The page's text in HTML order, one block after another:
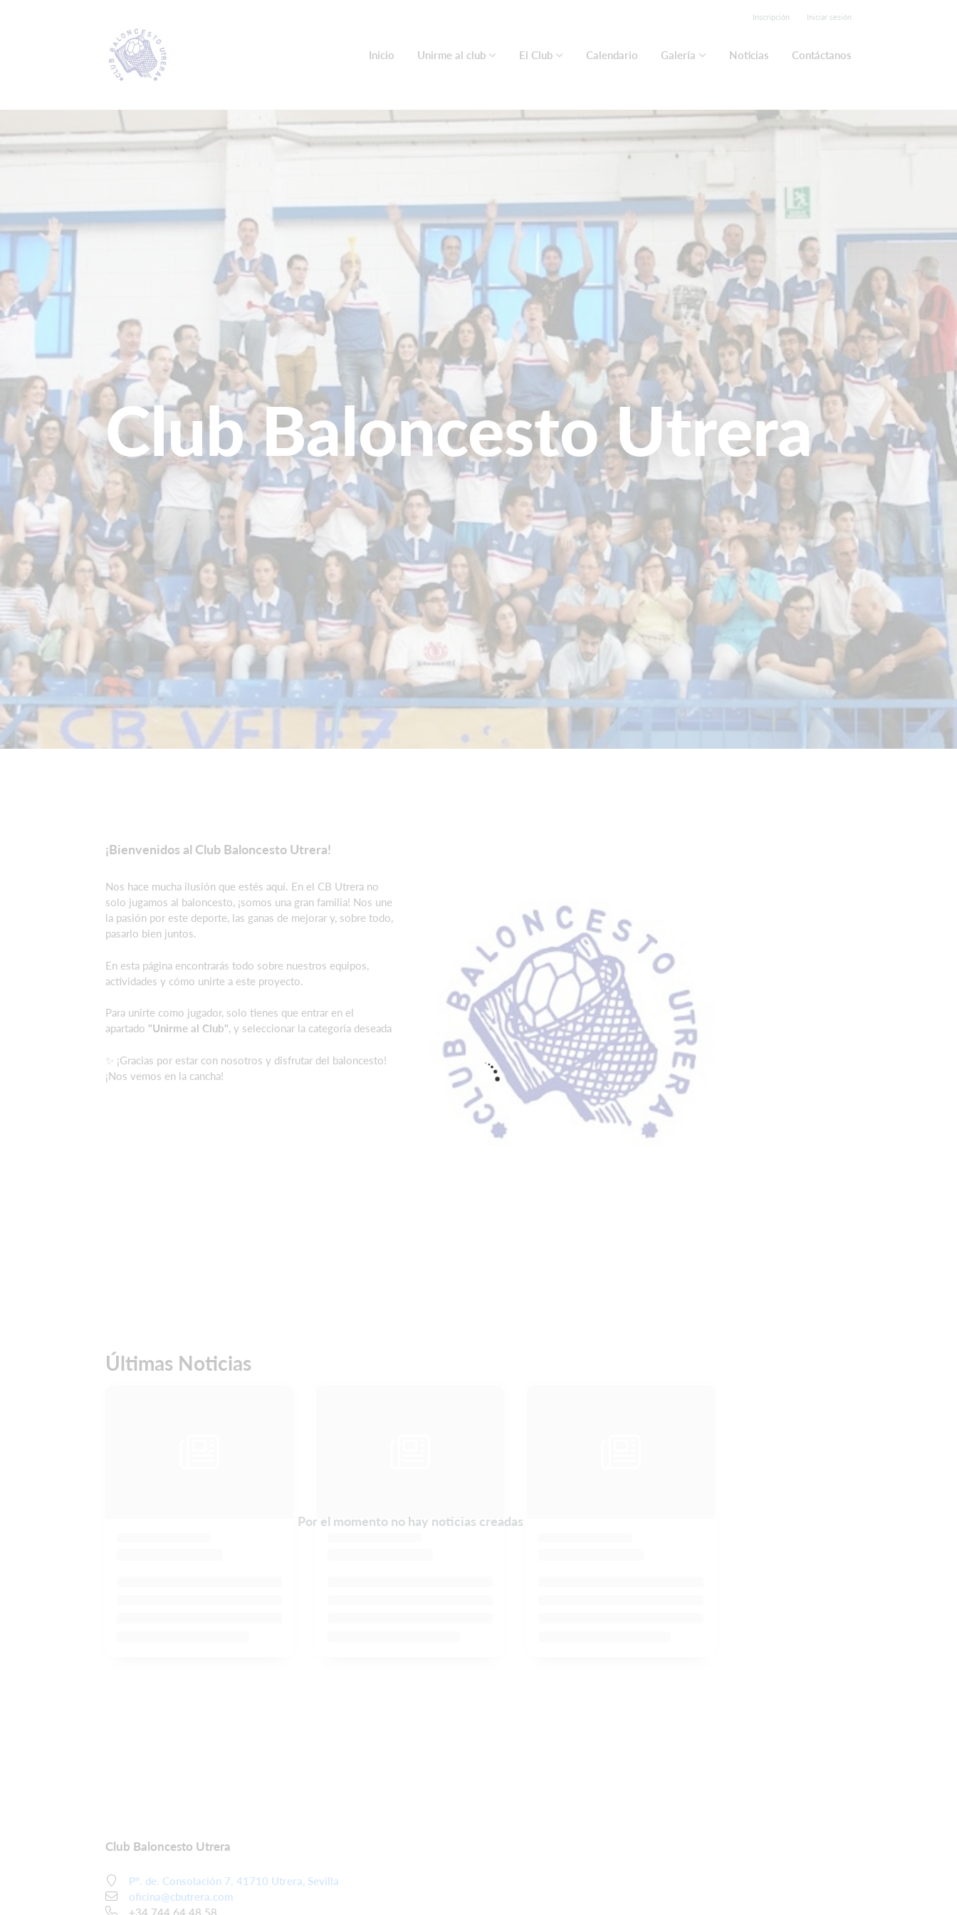
Inscripción Iniciar sesión
Inicio Unirme al club El Club Calendario Galería Noticias Contáctanos
Club Baloncesto Utrera
¡Bienvenidos al Club Baloncesto Utrera!
Nos hace mucha ilusión que estés aquí. En el CB Utrera no
solo jugamos al baloncesto, ¡somos una gran familia! Nos une
la pasión por este deporte, las ganas de mejorar y, sobre todo,
pasarlo bien juntos.
En esta página encontrarás todo sobre nuestros equipos,
actividades y cómo unirte a este proyecto.
Para unirte como jugador, solo tienes que entrar en el
apartado "Unirme al Club", y seleccionar la categoría deseada
✨ ¡Gracias por estar con nosotros y disfrutar del baloncesto!
¡Nos vemos en la cancha!
Últimas Noticias
Por el momento no hay noticias creadas
Club Baloncesto Utrera
Pº. de. Consolación 7. 41710 Utrera, Sevilla
oficina@cbutrera.com
+34 744 64 48 58